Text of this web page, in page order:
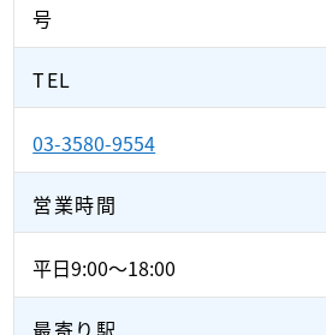
号
TEL
03-3580-9554
営業時間
平日9:00～18:00
最寄り駅